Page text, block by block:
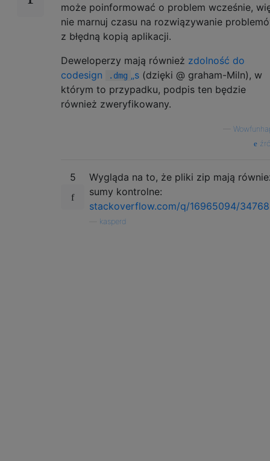
może poinformować o problem wcześnie,
nie marnuj czasu na rozwiązywanie
z błędną kopią aplikacji.
Deweloperzy mają również zdolność do
codesign
.dmg „s (dzięki @ graham-Miln), w
którym to przypadku, podpis ten będzie
również zweryfikowany.
5
Wygląda na to, że pliki zip mają
sumy kontrolne:
stackoverflow.com/q/16965094/
kasperd